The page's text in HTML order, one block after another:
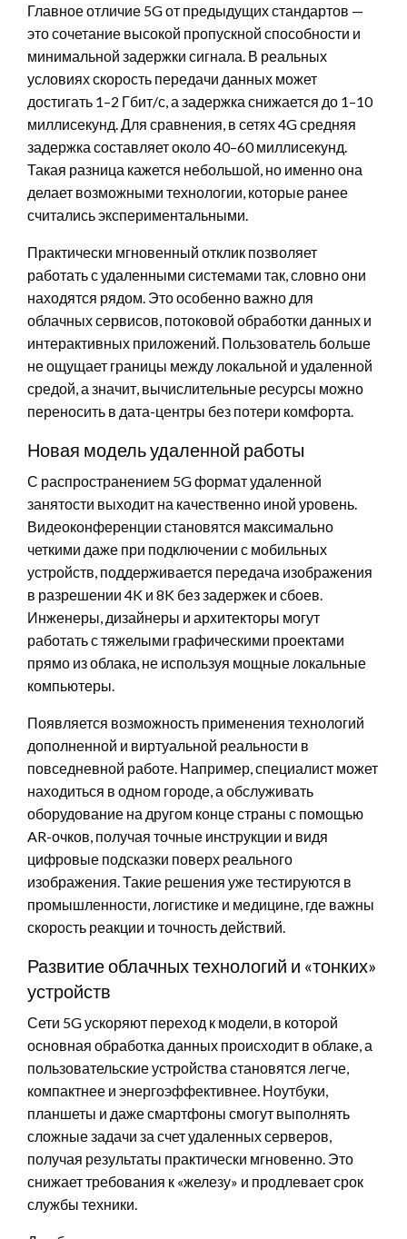
Главное отличие 5G от предыдущих стандартов —
это сочетание высокой пропускной способности и
минимальной задержки сигнала. В реальных
условиях скорость передачи данных может
достигать 1–2 Гбит/с, а задержка снижается до 1–10
миллисекунд. Для сравнения, в сетях 4G средняя
задержка составляет около 40–60 миллисекунд.
Такая разница кажется небольшой, но именно она
делает возможными технологии, которые ранее
считались экспериментальными.
Практически мгновенный отклик позволяет
работать с удаленными системами так, словно они
находятся рядом. Это особенно важно для
облачных сервисов, потоковой обработки данных и
интерактивных приложений. Пользователь больше
не ощущает границы между локальной и удаленной
средой, а значит, вычислительные ресурсы можно
переносить в дата-центры без потери комфорта.
Новая модель удаленной работы
С распространением 5G формат удаленной
занятости выходит на качественно иной уровень.
Видеоконференции становятся максимально
четкими даже при подключении с мобильных
устройств, поддерживается передача изображения
в разрешении 4K и 8K без задержек и сбоев.
Инженеры, дизайнеры и архитекторы могут
работать с тяжелыми графическими проектами
прямо из облака, не используя мощные локальные
компьютеры.
Появляется возможность применения технологий
дополненной и виртуальной реальности в
повседневной работе. Например, специалист может
находиться в одном городе, а обслуживать
оборудование на другом конце страны с помощью
AR-очков, получая точные инструкции и видя
цифровые подсказки поверх реального
изображения. Такие решения уже тестируются в
промышленности, логистике и медицине, где важны
скорость реакции и точность действий.
Развитие облачных технологий и «тонких»
устройств
Сети 5G ускоряют переход к модели, в которой
основная обработка данных происходит в облаке, а
пользовательские устройства становятся легче,
компактнее и энергоэффективнее. Ноутбуки,
планшеты и даже смартфоны смогут выполнять
сложные задачи за счет удаленных серверов,
получая результаты практически мгновенно. Это
снижает требования к «железу» и продлевает срок
службы техники.